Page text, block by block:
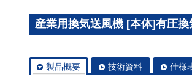
産業用換気送風機 [本体]有圧
製品概要 技術資料 仕様